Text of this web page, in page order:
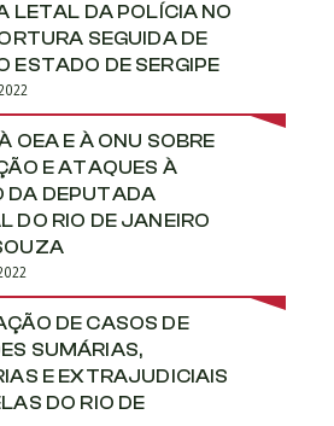
LETAL DA POLÍCIA NO
SEGUIDA DE
ESTADO DE SERGIPE
OEA E À ONU SOBRE
E ATAQUES À
DA DEPUTADA
DO RIO DE JANEIRO
DE CASOS DE
SUMÁRIAS,
E EXTRAJUDICIAIS
DO RIO DE